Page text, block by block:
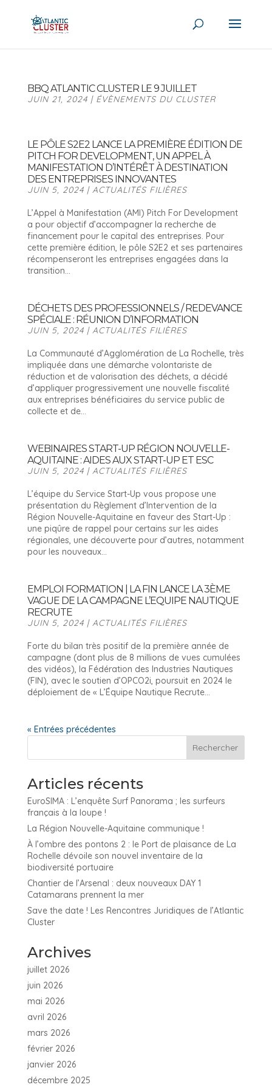
BBQ ATLANTIC CLUSTER LE 9 JUILLET
JUIN 21, 2024| ÉVÈNEMENTS DU CLUSTER
LE PÔLE S2E2 LANCE LA PREMIÈRE ÉDITION DE
PITCH FOR DEVELOPMENT, UN APPEL À
MANIFESTATION D’INTÉRÊT À DESTINATION
DES ENTREPRISES INNOVANTES
JUIN 5, 2024| ACTUALITÉS FILIÈRES
L’Appel à Manifestation (AMI) Pitch For Development
a pour objectif d’accompagner la recherche de
financement pour le capital des entreprises. Pour
cette première édition, le pôle S2E2 et ses partenaires
récompenseront les entreprises engagées dans la
transition...
DÉCHETS DES PROFESSIONNELS / REDEVANCE
SPÉCIALE : RÉUNION D’INFORMATION
JUIN 5, 2024| ACTUALITÉS FILIÈRES
La Communauté d’Agglomération de La Rochelle, très
impliquée dans une démarche volontariste de
réduction et de valorisation des déchets, a décidé
d’appliquer progressivement une nouvelle fiscalité
aux entreprises bénéficiaires du service public de
collecte et de...
WEBINAIRES START-UP RÉGION NOUVELLE-
AQUITAINE : AIDES AUX START-UP ET ESC
JUIN 5, 2024| ACTUALITÉS FILIÈRES
L’équipe du Service Start-Up vous propose une
présentation du Règlement d’Intervention de la
Région Nouvelle-Aquitaine en faveur des Start-Up :
une piqûre de rappel pour certains sur les aides
régionales, une découverte pour d’autres, notamment
pour les nouveaux...
EMPLOI FORMATION | LA FIN LANCE LA 3ÈME
VAGUE DE LA CAMPAGNE L’EQUIPE NAUTIQUE
RECRUTE
JUIN 5, 2024| ACTUALITÉS FILIÈRES
Forte du bilan très positif de la première année de
campagne (dont plus de 8 millions de vues cumulées
des vidéos), la Fédération des Industries Nautiques
(FIN), avec le soutien d’OPCO2i, poursuit en 2024 le
déploiement de « L’Équipe Nautique Recrute...
« Entrées précédentes
Articles récents
EuroSIMA : L’enquête Surf Panorama ; les surfeurs
français à la loupe !
La Région Nouvelle-Aquitaine communique !
À l’ombre des pontons 2 : le Port de plaisance de La
Rochelle dévoile son nouvel inventaire de la
biodiversité portuaire
Chantier de l’Arsenal : deux nouveaux DAY 1
Catamarans prennent la mer
Save the date ! Les Rencontres Juridiques de l’Atlantic
Cluster
Archives
juillet 2026
juin 2026
mai 2026
avril 2026
mars 2026
février 2026
janvier 2026
décembre 2025